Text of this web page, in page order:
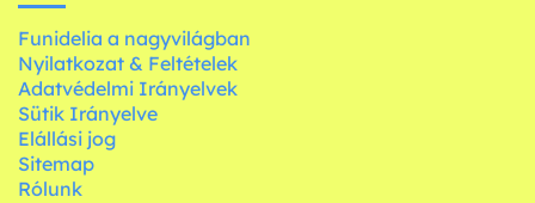
Funidelia a nagyvilágban
Nyilatkozat & Feltételek
Adatvédelmi Irányelvek
Sütik Irányelve
Elállási jog
Sitemap
Rólunk